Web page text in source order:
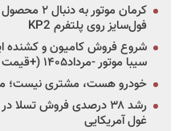
فول‌سایز روی پلتفرم KP2
شروع فروش کامیون و کشنده
سیبا موتور -مرداد۱۴۰۵ (+قیمت و شرایط)
خودرو هست، مشتری نیست؛
رشد ۳۸ درصدی فروش
غول آمریکایی